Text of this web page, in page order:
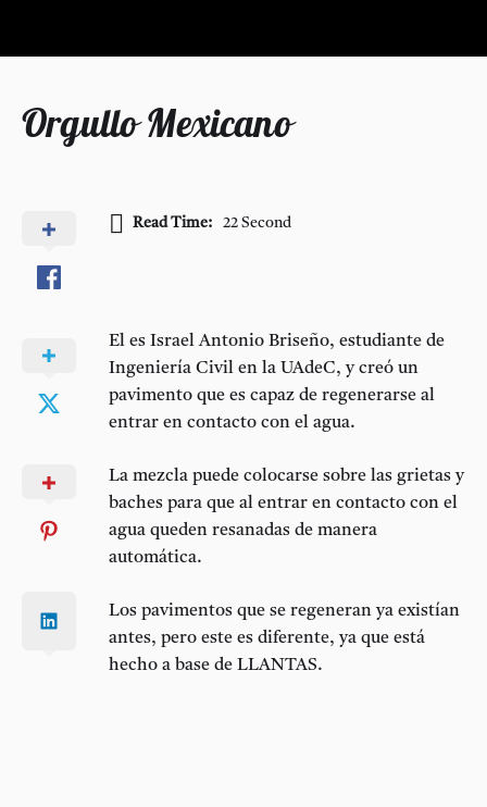
Orgullo Mexicano
Read Time: 22 Second
El es Israel Antonio Briseño, estudiante de
Ingeniería Civil en la UAdeC, y creó un
pavimento que es capaz de regenerarse al
entrar en contacto con el agua.
La mezcla puede colocarse sobre las grietas y
baches para que al entrar en contacto con el
agua queden resanadas de manera
automática.
Los pavimentos que se regeneran ya existían
antes, pero este es diferente, ya que está
hecho a base de LLANTAS.